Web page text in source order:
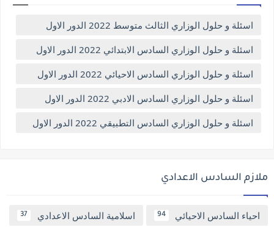
اسئلة و حلول الوزاري الثالث متوسط 2022 الدور الاول
اسئلة و حلول الوزاري السادس الابتدائي 2022 الدور الاول
اسئلة و حلول الوزاري السادس الاحيائي 2022 الدور الاول
اسئلة و حلول الوزاري السادس الادبي 2022 الدور الاول
اسئلة و حلول الوزاري السادس التطبيقي 2022 الدور الاول
ملازم السادس الاعدادي
احياء السادس الاحيائي 94 اسلامية السادس الاعدادي 37